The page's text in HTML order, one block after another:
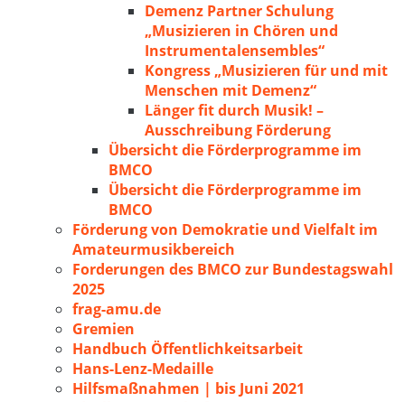
Demenz Partner Schulung
„Musizieren in Chören und
Instrumentalensembles“
Kongress „Musizieren für und mit
Menschen mit Demenz“
Länger fit durch Musik! –
Ausschreibung Förderung
Übersicht die Förderprogramme im
BMCO
Übersicht die Förderprogramme im
BMCO
Förderung von Demokratie und Vielfalt im
Amateurmusikbereich
Forderungen des BMCO zur Bundestagswahl
2025
frag-amu.de
Gremien
Handbuch Öffentlichkeitsarbeit
Hans-Lenz-Medaille
Hilfsmaßnahmen | bis Juni 2021